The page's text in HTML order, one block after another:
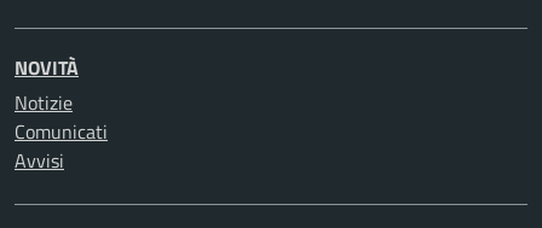
NOVITÀ
Notizie
Comunicati
Avvisi